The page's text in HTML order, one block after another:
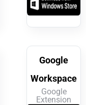
Google
Workspace
Google
Extension